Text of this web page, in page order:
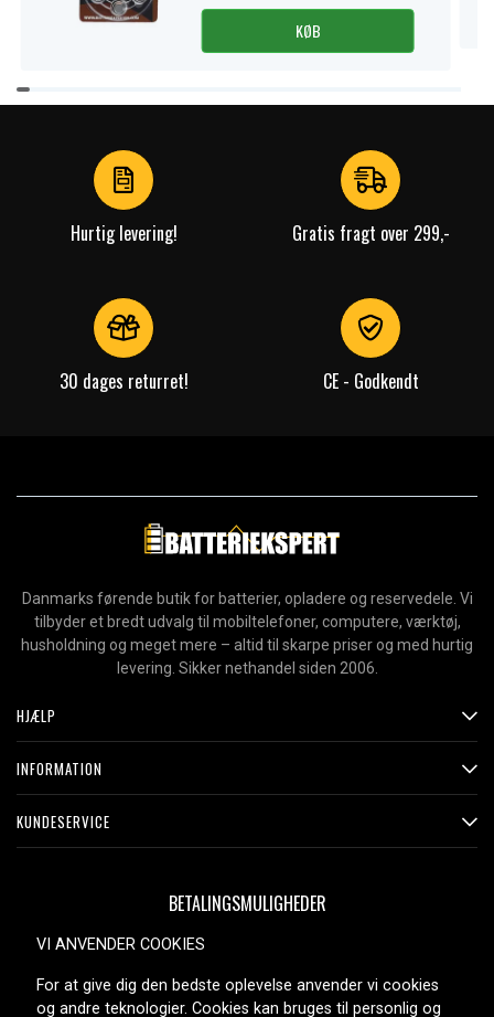
KØB
Item
1
Hurtig levering! Gratis fragt over 299,-
30 dages returret! CE - Godkendt
Danmarks førende butik for batterier, opladere og reservedele. Vi
tilbyder et bredt udvalg til mobiltelefoner, computere, værktøj,
husholdning og meget mere – altid til skarpe priser og med hurtig
levering. Sikker nethandel siden 2006.
HJÆLP
INFORMATION
KUNDESERVICE
BETALINGSMULIGHEDER
LEVERINGSMULIGHEDER
VI ANVENDER COOKIES
For at give dig den bedste oplevelse anvender vi cookies
og andre teknologier. Cookies kan bruges til personlig og